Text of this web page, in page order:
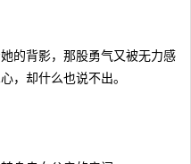
的背影，那股勇气又被无力感
，却什么也说不出。